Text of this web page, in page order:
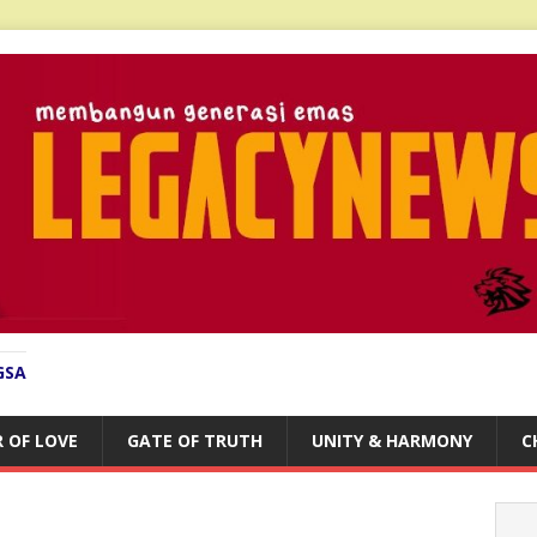
OF LOVE GATE OF TRUTH UNITY & HARMONY